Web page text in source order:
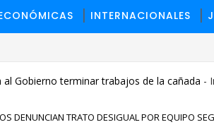
INTERNACIONALES
Gobierno terminar trabajos de la cañada -
DENUNCIAN TRATO DESIGUAL POR EQUIPO